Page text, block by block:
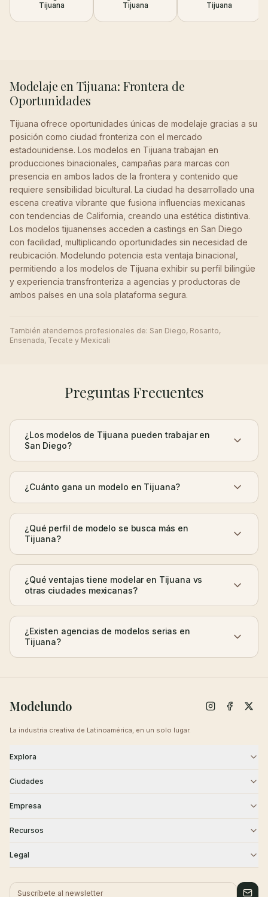
Tijuana
Tijuana
Tijuana
Modelaje en Tijuana: Frontera de
Oportunidades
Tijuana ofrece oportunidades únicas de modelaje gracias a su
posición como ciudad fronteriza con el mercado
estadounidense. Los modelos en Tijuana trabajan en
producciones binacionales, campañas para marcas con
presencia en ambos lados de la frontera y contenido que
requiere sensibilidad bicultural. La ciudad ha desarrollado una
escena creativa vibrante que fusiona influencias mexicanas
con tendencias de California, creando una estética distintiva.
Los modelos tijuanenses acceden a castings en San Diego
con facilidad, multiplicando oportunidades sin necesidad de
reubicación. Modelundo potencia esta ventaja binacional,
permitiendo a los modelos de Tijuana exhibir su perfil bilingüe
y experiencia transfronteriza a agencias y productoras de
ambos países en una sola plataforma segura.
También atendemos profesionales de: San Diego, Rosarito,
Ensenada, Tecate y Mexicali
Preguntas Frecuentes
¿Los modelos de Tijuana pueden trabajar en
San Diego?
¿Cuánto gana un modelo en Tijuana?
¿Qué perfil de modelo se busca más en
Tijuana?
¿Qué ventajas tiene modelar en Tijuana vs
otras ciudades mexicanas?
¿Existen agencias de modelos serias en
Tijuana?
Modelundo
La industria creativa de Latinoamérica, en un solo lugar.
Explora
Castings Creativos
Ciudades
Monterrey Puebla
Tijuana
Empresa
Contacto Carreras
Recursos
Historias de Éxito Centro de Ayuda
Legal
Cookies